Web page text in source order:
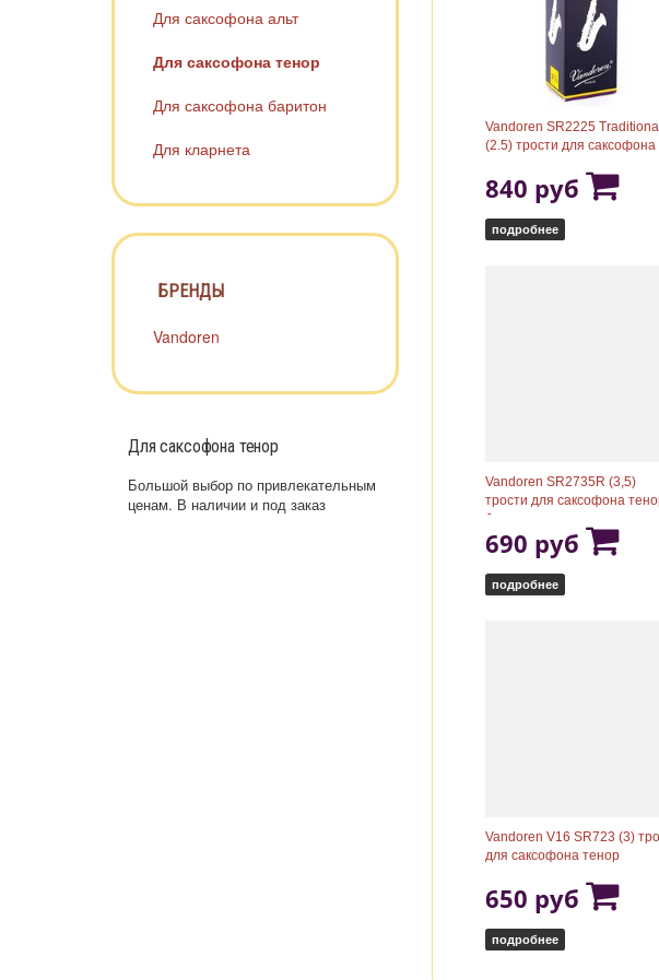
Для саксофона альт
Для саксофона тенор
Для саксофона баритон
Для кларнета
БРЕНДЫ
Vandoren
Для саксофона тенор
Большой выбор по привлекательным
ценам. В наличии и под заказ
Vandoren SR2225
(2.5) трости для саксофона
840 руб
подробнее
Vandoren SR2735R (3,5)
трости для саксофона
Java
690 руб
подробнее
Vandoren V16 SR723 (3)
для саксофона тенор
650 руб
подробнее